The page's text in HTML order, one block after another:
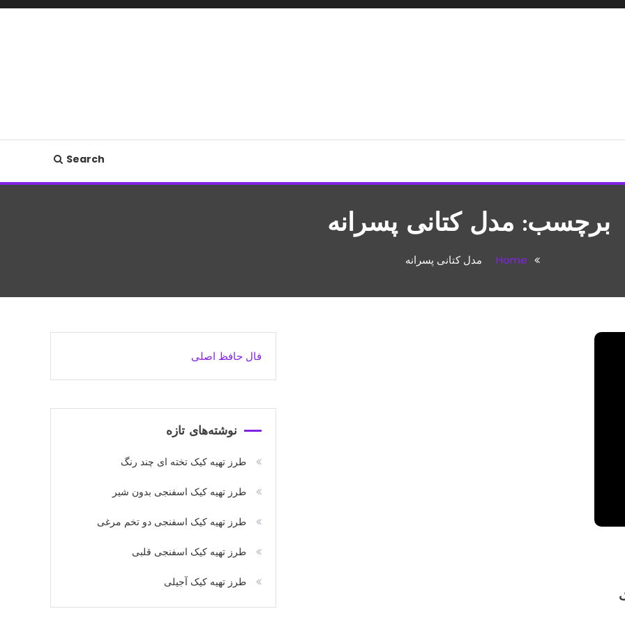
Search
برچسب: مدل کتانی پسرانه
Home مدل کتانی پسرانه
فال حافظ اصلی
نوشته‌های تازه
طرز تهیه کیک تخته ای چند رنگ
طرز تهیه کیک اسفنجی بدون شیر
طرز تهیه کیک اسفنجی دو تخم مرغی
طرز تهیه کیک اسفنجی قلبی
طرز تهیه کیک آجیلی